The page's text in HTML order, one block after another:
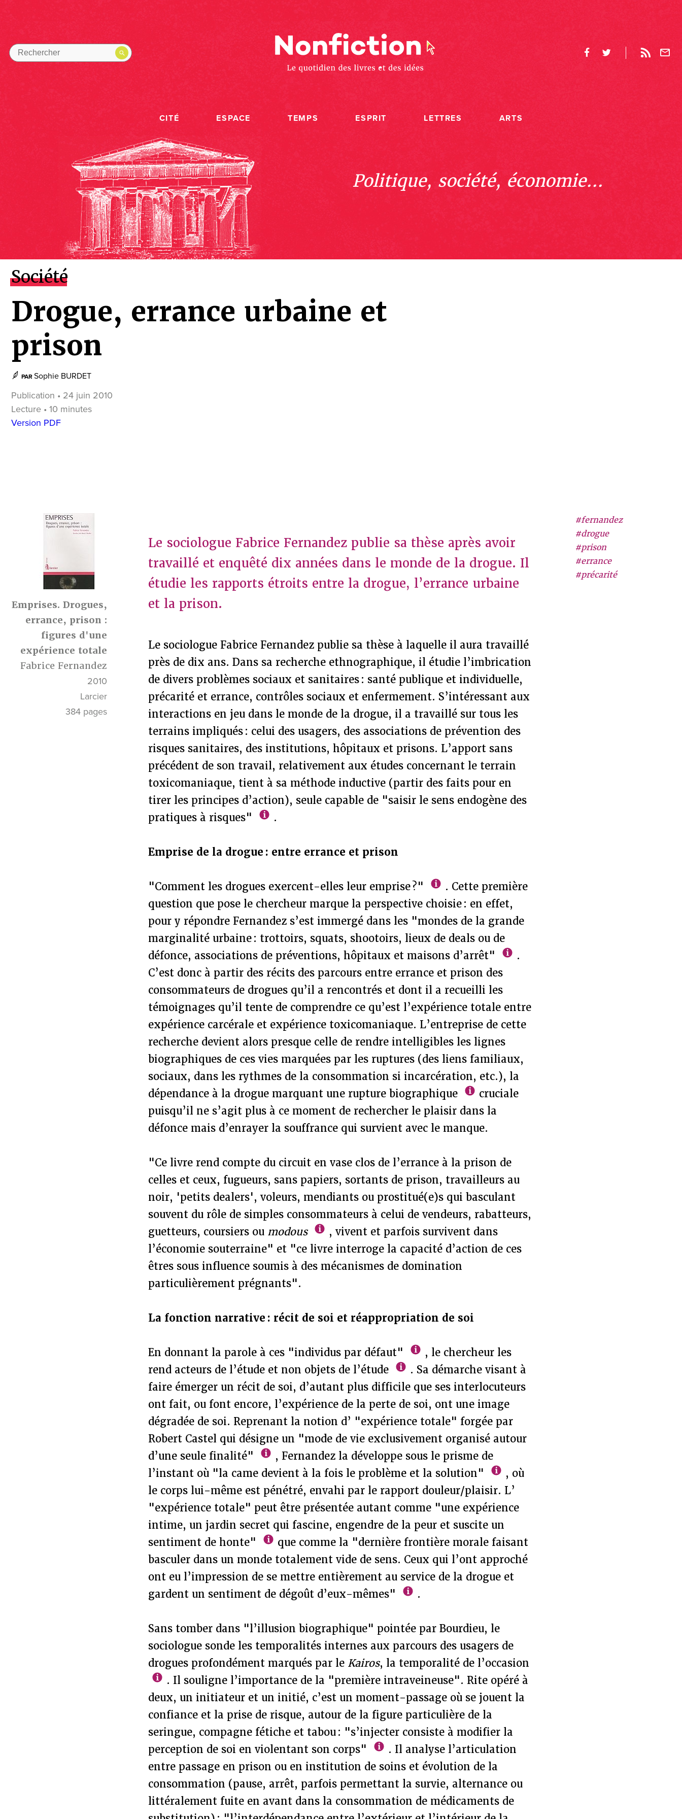
CITÉ ESPACE TEMPS ESPRIT LETTRES ARTS
Politique, société, économie...
Société
Drogue, errance urbaine et
prison
PAR Sophie BURDET
Publication • 24 juin 2010
Lecture • 10 minutes
Version PDF
Emprises. Drogues,
errance, prison :
figures d'une
expérience totale
Fabrice Fernandez
2010
Larcier
384 pages
#fernandez
#drogue
#prison
#errance
#précarité
Le sociologue Fabrice Fernandez publie sa thèse après avoir
travaillé et enquêté dix années dans le monde de la drogue. Il
étudie les rapports étroits entre la drogue, l’errance urbaine
et la prison.
Le sociologue Fabrice Fernandez publie sa thèse à laquelle il aura travaillé
près de dix ans. Dans sa recherche ethnographique, il étudie l’imbrication
de divers problèmes sociaux et sanitaires : santé publique et individuelle,
précarité et errance, contrôles sociaux et enfermement. S’intéressant aux
interactions en jeu dans le monde de la drogue, il a travaillé sur tous les
terrains impliqués : celui des usagers, des associations de prévention des
risques sanitaires, des institutions, hôpitaux et prisons. L’apport sans
précédent de son travail, relativement aux études concernant le terrain
toxicomaniaque, tient à sa méthode inductive (partir des faits pour en
tirer les principes d’action), seule capable de "saisir le sens endogène des
pratiques à risques"
.
Emprise de la drogue : entre errance et prison
"Comment les drogues exercent-elles leur emprise ?"
. Cette première
question que pose le chercheur marque la perspective choisie : en effet,
pour y répondre Fernandez s’est immergé dans les "mondes de la grande
marginalité urbaine : trottoirs, squats, shootoirs, lieux de deals ou de
défonce, associations de préventions, hôpitaux et maisons d’arrêt"
.
C’est donc à partir des récits des parcours entre errance et prison des
consommateurs de drogues qu’il a rencontrés et dont il a recueilli les
témoignages qu’il tente de comprendre ce qu’est l’expérience totale entre
expérience carcérale et expérience toxicomaniaque. L’entreprise de cette
recherche devient alors presque celle de rendre intelligibles les lignes
biographiques de ces vies marquées par les ruptures (des liens familiaux,
sociaux, dans les rythmes de la consommation si incarcération, etc.), la
dépendance à la drogue marquant une rupture biographique
cruciale
puisqu’il ne s’agit plus à ce moment de rechercher le plaisir dans la
défonce mais d’enrayer la souffrance qui survient avec le manque.
"Ce livre rend compte du circuit en vase clos de l’errance à la prison de
celles et ceux, fugueurs, sans papiers, sortants de prison, travailleurs au
noir, 'petits dealers', voleurs, mendiants ou prostitué(e)s qui basculant
souvent du rôle de simples consommateurs à celui de vendeurs, rabatteurs,
guetteurs, coursiers ou modous
, vivent et parfois survivent dans
l’économie souterraine" et "ce livre interroge la capacité d’action de ces
êtres sous influence soumis à des mécanismes de domination
particulièrement prégnants".
La fonction narrative : récit de soi et réappropriation de soi
En donnant la parole à ces "individus par défaut"
, le chercheur les
rend acteurs de l’étude et non objets de l’étude
. Sa démarche visant à
faire émerger un récit de soi, d’autant plus difficile que ses interlocuteurs
ont fait, ou font encore, l’expérience de la perte de soi, ont une image
dégradée de soi. Reprenant la notion d’ "expérience totale" forgée par
Robert Castel qui désigne un "mode de vie exclusivement organisé autour
d’une seule finalité"
, Fernandez la développe sous le prisme de
l’instant où "la came devient à la fois le problème et la solution"
, où
le corps lui-même est pénétré, envahi par le rapport douleur/plaisir. L’
"expérience totale" peut être présentée autant comme "une expérience
intime, un jardin secret qui fascine, engendre de la peur et suscite un
sentiment de honte"
que comme la "dernière frontière morale faisant
basculer dans un monde totalement vide de sens. Ceux qui l’ont approché
ont eu l’impression de se mettre entièrement au service de la drogue et
gardent un sentiment de dégoût d’eux-mêmes"
.
Sans tomber dans "l’illusion biographique" pointée par Bourdieu, le
sociologue sonde les temporalités internes aux parcours des usagers de
drogues profondément marqués par le Kairos, la temporalité de l’occasion
. Il souligne l’importance de la "première intraveineuse". Rite opéré à
deux, un initiateur et un initié, c’est un moment-passage où se jouent la
confiance et la prise de risque, autour de la figure particulière de la
seringue, compagne fétiche et tabou : "s’injecter consiste à modifier la
perception de soi en violentant son corps"
. Il analyse l’articulation
entre passage en prison ou en institution de soins et évolution de la
consommation (pause, arrêt, parfois permettant la survie, alternance ou
littéralement fuite en avant dans la consommation de médicaments de